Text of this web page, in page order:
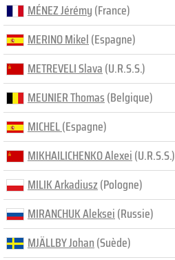
MÉNEZ Jérémy(France)
MERINO Mikel(Espagne)
METREVELI Slava(U.R.S.S.)
MEUNIER Thomas(Belgique)
MICHEL(Espagne)
MIKHAILICHENKO Alexei(U.R.S.S.)
MILIK Arkadiusz(Pologne)
MIRANCHUK Aleksei(Russie)
MJÄLLBY Johan(Suède)